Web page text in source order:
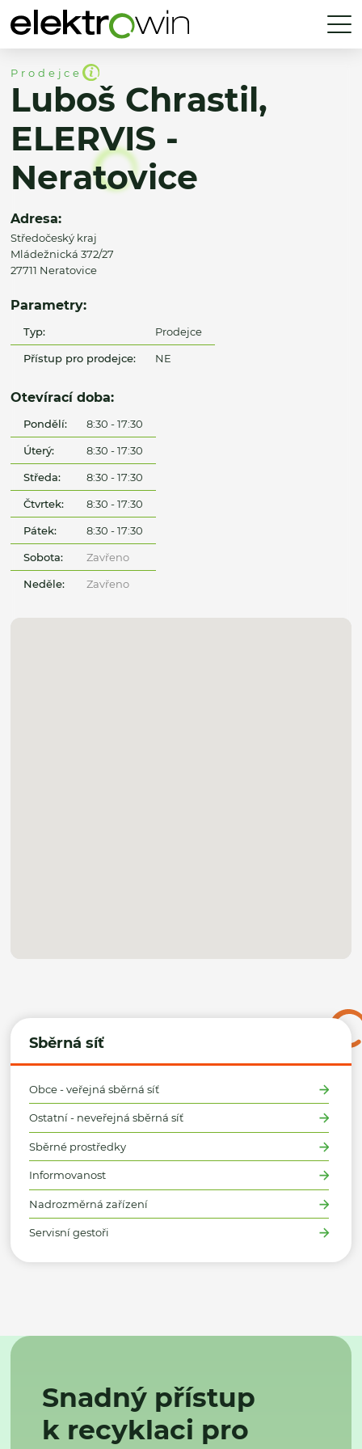
Sběrná síť
Obce - veřejná sběrná síť
Ostatní - neveřejná sběrná síť
Sběrné prostředky
Informovanost
Nadrozměrná zařízení
Servisní gestoři
Prodejce
Luboš Chrastil,
ELERVIS -
Neratovice
Adresa:
Středočeský kraj
Mládežnická 372/27
27711 Neratovice
Parametry:
Typ: Prodejce
Přístup pro prodejce: NE
Otevírací doba:
Pondělí: 8:30 - 17:30
Úterý: 8:30 - 17:30
Středa: 8:30 - 17:30
Čtvrtek: 8:30 - 17:30
Pátek: 8:30 - 17:30
Sobota: Zavřeno
Neděle: Zavřeno
Snadný přístup
k recyklaci pro